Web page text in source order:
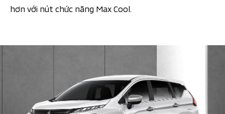
hơn với nút chức năng Max Cool.​